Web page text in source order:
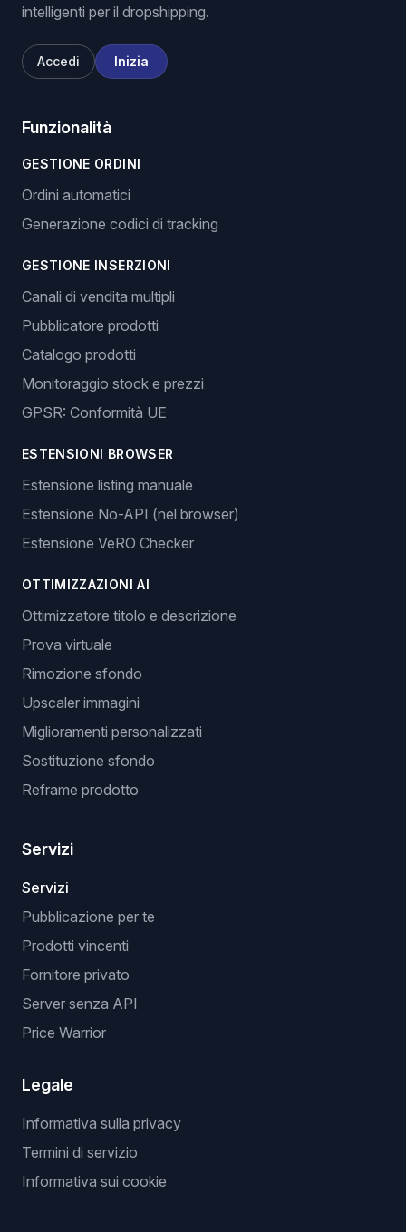
intelligenti per il dropshipping.
Accedi Inizia
Funzionalità
GESTIONE ORDINI
Ordini automatici
Generazione codici di tracking
GESTIONE INSERZIONI
Canali di vendita multipli
Pubblicatore prodotti
Catalogo prodotti
Monitoraggio stock e prezzi
GPSR: Conformità UE
ESTENSIONI BROWSER
Estensione listing manuale
Estensione No-API (nel browser)
Estensione VeRO Checker
OTTIMIZZAZIONI AI
Ottimizzatore titolo e descrizione
Prova virtuale
Rimozione sfondo
Upscaler immagini
Miglioramenti personalizzati
Sostituzione sfondo
Reframe prodotto
Servizi
Servizi
Pubblicazione per te
Prodotti vincenti
Fornitore privato
Server senza API
Price Warrior
Legale
Informativa sulla privacy
Termini di servizio
Informativa sui cookie